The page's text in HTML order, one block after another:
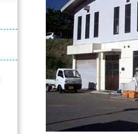
奥戸交流館
勤労青少年ホーム
総合開発センター
農村婦人の家
漁業活性化センター
奥戸ゆうゆう館
教育委員会
農業委員会
議会事務局
選挙管理委員会
町営住宅
移住・空家バンク
マイナンバー制度
再生可能エネルギー
申請用紙ダウンロ